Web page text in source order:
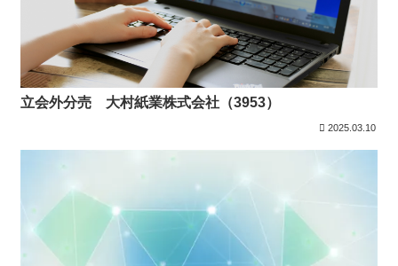
立会外分売 大村紙業株式会社（3953）
2025.03.10